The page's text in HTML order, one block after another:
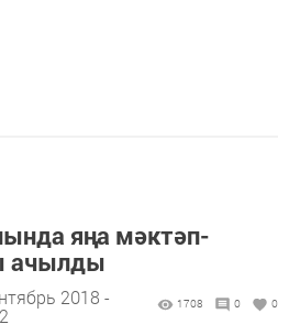
яңа мәктәп-
ачылды
2018 -
1708 0 0